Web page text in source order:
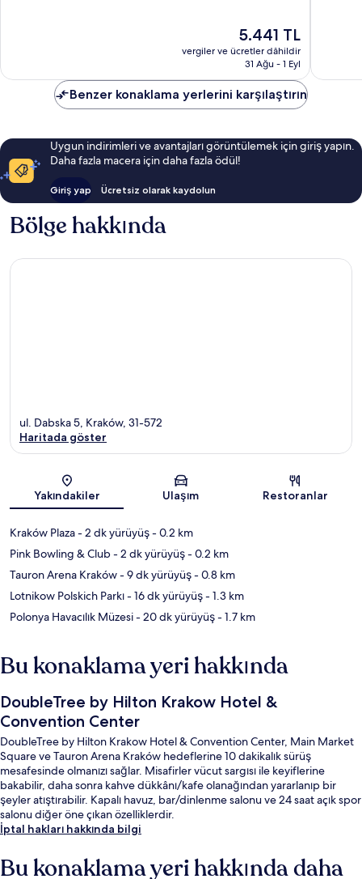
Güncel
fiyat:
5.441 TL
5.441 TL
vergiler ve ücretler dâhildir
31 Ağu - 1 Eyl
Benzer konaklama yerlerini karşılaştırın
Uygun indirimleri ve avantajları görüntülemek için giriş yapın.
Daha fazla macera için daha fazla ödül!
Giriş yap Ücretsiz olarak kaydolun
Bölge hakkında
Harita
ul. Dabska 5, Kraków, 31-572
Haritada göster
Yakındakiler Ulaşım Restoranlar
Kraków Plaza- 2 dk yürüyüş- 0.2 km
Pink Bowling & Club- 2 dk yürüyüş- 0.2 km
Tauron Arena Kraków- 9 dk yürüyüş- 0.8 km
Lotnikow Polskich Parkı- 16 dk yürüyüş- 1.3 km
Polonya Havacılık Müzesi- 20 dk yürüyüş- 1.7 km
Bu konaklama yeri hakkında
DoubleTree by Hilton Krakow Hotel &
Convention Center
DoubleTree by Hilton Krakow Hotel & Convention Center, Main Market
Square ve Tauron Arena Kraków hedeflerine 10 dakikalık sürüş
mesafesinde olmanızı sağlar. Misafirler vücut sargısı ile keyiflerine
bakabilir, daha sonra kahve dükkânı/kafe olanağından yararlanıp bir
şeyler atıştırabilir. Kapalı havuz, bar/dinlenme salonu ve 24 saat açık spor
salonu diğer öne çıkan özelliklerdir.
İptal hakları hakkında bilgi
Bu konaklama yeri hakkında daha